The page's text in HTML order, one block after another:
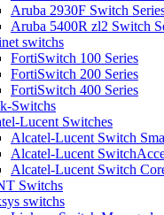
Aruba 2930F Switch
Aruba 5400R zl2 Switch
switchs
FortiSwitch 100 Series
FortiSwitch 200 Series
FortiSwitch 400 Series
Switchs
Lucent Switches
Alcatel-Lucent Switch
Alcatel-Lucent
Alcatel-Lucent Switch
Switchs
switchs